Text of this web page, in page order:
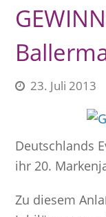
23. Juli 2013
Deutschlands
ihr 20.
Zu diesem